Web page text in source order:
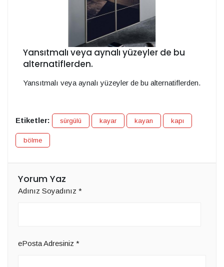
Yansıtmalı veya aynalı yüzeyler de bu
alternatiflerden.
Yansıtmalı veya aynalı yüzeyler de bu alternatiflerden.
Etiketler: sürgülü kayar kayan kapı
bölme
Yorum Yaz
Adınız Soyadınız *
ePosta Adresiniz *